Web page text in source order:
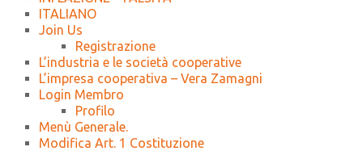
ITALIANO
Join Us
Registrazione
L’industria e le società cooperative
L’impresa cooperativa – Vera Zamagni
Login Membro
Profilo
Menù Generale.
Modifica Art. 1 Costituzione